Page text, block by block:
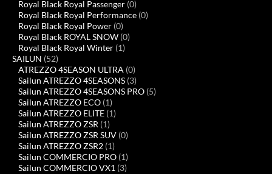
Royal Black Royal Passenger (0)
Royal Black Royal Performance (0)
Royal Black Royal Power (0)
Royal Black ROYAL SNOW (0)
Royal Black Royal Winter (1)
SAILUN (52)
ATREZZO 4SEASON ULTRA (0)
Sailun ATREZZO 4SEASONS (3)
Sailun ATREZZO 4SEASONS PRO (5)
Sailun ATREZZO ECO (1)
Sailun ATREZZO ELITE (1)
Sailun ATREZZO ZSR (1)
Sailun ATREZZO ZSR SUV (0)
Sailun ATREZZO ZSR2 (1)
Sailun COMMERCIO PRO (1)
Sailun COMMERCIO VX1 (3)